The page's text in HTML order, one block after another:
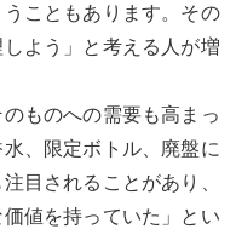
こともあります。その
よう」と考える人が増
ものへの需要も高まっ
、限定ボトル、廃盤に
目されることがあり、
値を持っていた」とい